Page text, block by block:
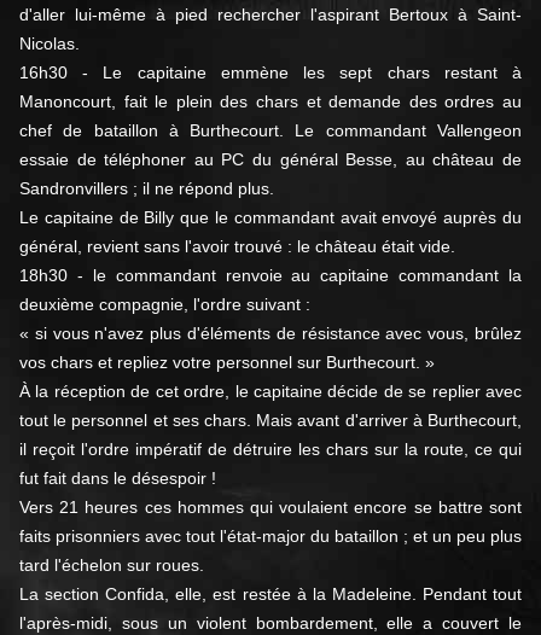
d'aller lui-même à pied rechercher l'aspirant Bertoux à Saint-
Nicolas.
16h30 - Le capitaine emmène les sept chars restant à
Manoncourt, fait le plein des chars et demande des ordres au
chef de bataillon à Burthecourt. Le commandant Vallengeon
essaie de téléphoner au PC du général Besse, au château de
Sandronvillers ; il ne répond plus.
Le capitaine de Billy que le commandant avait envoyé auprès du
général, revient sans l'avoir trouvé : le château était vide.
18h30 - le commandant renvoie au capitaine commandant la
deuxième compagnie, l'ordre suivant :
« si vous n'avez plus d'éléments de résistance avec vous, brûlez
vos chars et repliez votre personnel sur Burthecourt. »
À la réception de cet ordre, le capitaine décide de se replier avec
tout le personnel et ses chars. Mais avant d'arriver à Burthecourt,
il reçoit l'ordre impératif de détruire les chars sur la route, ce qui
fut fait dans le désespoir !
Vers 21 heures ces hommes qui voulaient encore se battre sont
faits prisonniers avec tout l'état-major du bataillon ; et un peu plus
tard l'échelon sur roues.
La section Confida, elle, est restée à la Madeleine. Pendant tout
l'après-midi, sous un violent bombardement, elle a couvert le